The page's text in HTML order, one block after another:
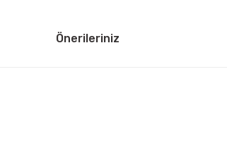
Önerileriniz